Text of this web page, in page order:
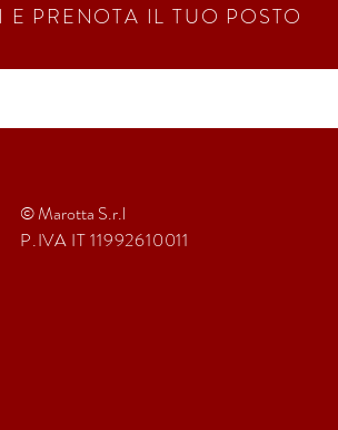
PRENOTA IL TUO POSTO
© Marotta S.r.l
P.IVA IT 11992610011